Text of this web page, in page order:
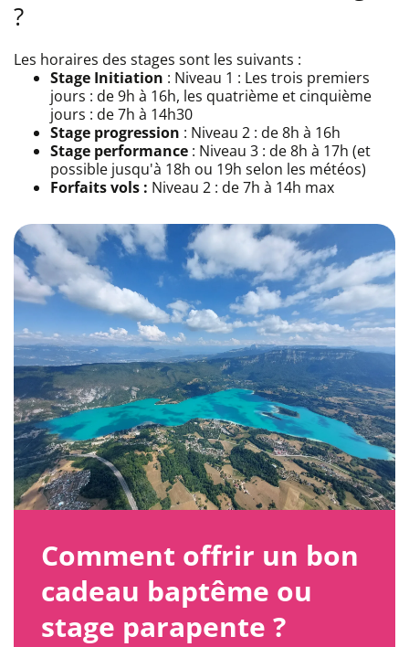
?
Les horaires des stages sont les suivants :
Stage Initiation : Niveau 1 : Les trois premiers
jours : de 9h à 16h, les quatrième et cinquième
jours : de 7h à 14h30
Stage progression : Niveau 2 : de 8h à 16h
Stage performance : Niveau 3 : de 8h à 17h (et
possible jusqu'à 18h ou 19h selon les météos)
Forfaits vols : Niveau 2 : de 7h à 14h max
Comment offrir un bon
cadeau baptême ou
stage parapente ?